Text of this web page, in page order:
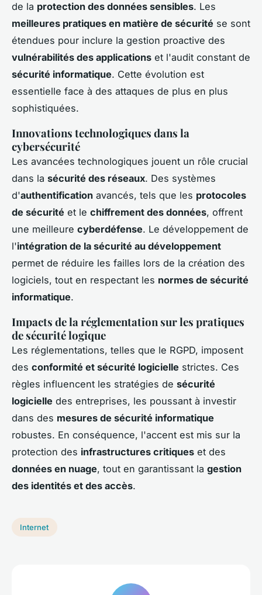
de la protection des données sensibles. Les
meilleures pratiques en matière de sécurité se sont
étendues pour inclure la gestion proactive des
vulnérabilités des applications et l'audit constant de
sécurité informatique. Cette évolution est
essentielle face à des attaques de plus en plus
sophistiquées.
Innovations technologiques dans la
cybersécurité
Les avancées technologiques jouent un rôle crucial
dans la sécurité des réseaux. Des systèmes
d'authentification avancés, tels que les protocoles
de sécurité et le chiffrement des données, offrent
une meilleure cyberdéfense. Le développement de
l'intégration de la sécurité au développement
permet de réduire les failles lors de la création des
logiciels, tout en respectant les normes de sécurité
informatique.
Impacts de la réglementation sur les pratiques
de sécurité logique
Les réglementations, telles que le RGPD, imposent
des conformité et sécurité logicielle strictes. Ces
règles influencent les stratégies de sécurité
logicielle des entreprises, les poussant à investir
dans des mesures de sécurité informatique
robustes. En conséquence, l'accent est mis sur la
protection des infrastructures critiques et des
données en nuage, tout en garantissant la gestion
des identités et des accès.
Internet